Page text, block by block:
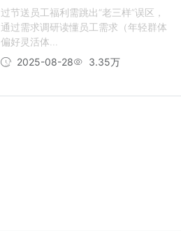
过节送员工福利需跳出“老三样”误区，
通过需求调研读懂员工需求（年轻群体
偏好灵活体...
2025-08-28
3.35万